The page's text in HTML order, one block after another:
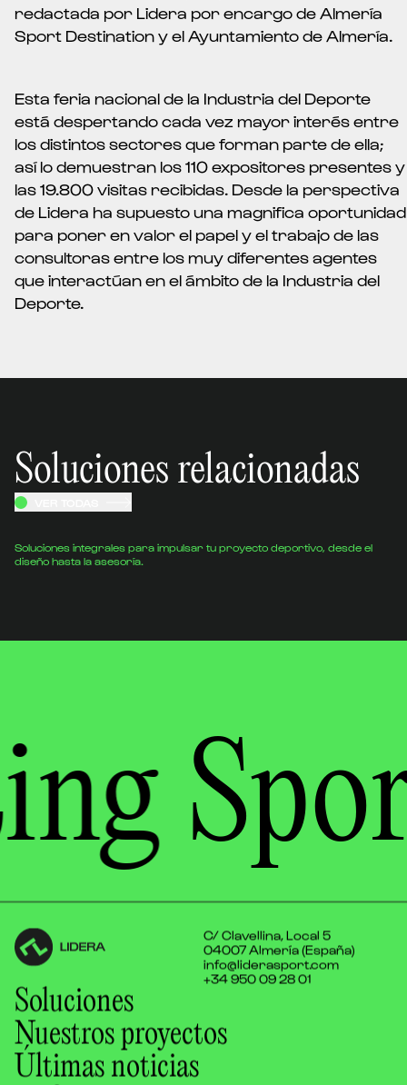
redactada por Lidera por encargo de Almería
Sport Destination y el Ayuntamiento de Almería.
Esta feria nacional de la Industria del Deporte
está despertando cada vez mayor interés entre
los distintos sectores que forman parte de ella;
así lo demuestran los 110 expositores presentes y
las 19.800 visitas recibidas. Desde la perspectiva
de Lidera ha supuesto una magnifica oportunidad
para poner en valor el papel y el trabajo de las
consultoras entre los muy diferentes agentes
que interactúan en el ámbito de la Industria del
Deporte.
Soluciones relacionadas
Soluciones integrales para impulsar tu proyecto deportivo, desde el
diseño hasta la asesoría.
Indicaciones La larga experiencia de
deportiva le
C/ Clavellina, Local 5
04007 Almería (España)
info@liderasport.com
+34 950 09 28 01
Soluciones
Nuestros proyectos
Últimas noticias